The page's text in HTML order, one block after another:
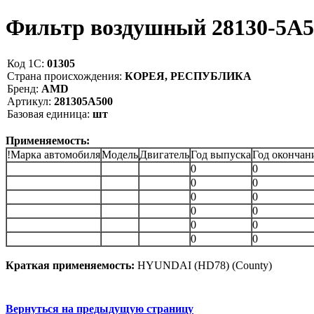
Фильтр воздушный 28130-
Код 1С: 01305
Страна происхождения: КОРЕЯ, РЕСПУБЛИКА
Бренд: AMD
Артикул: 281305A500
Базовая единица: шт
Применяемость:
!Марка автомобиляМодельДвигательГод выпускаГод
0
0
0
0
0
0
0
0
0
0
0
0
Краткая применяемость: HYUNDAI (HD78) (County)
Вернуться на предыдущую страницу